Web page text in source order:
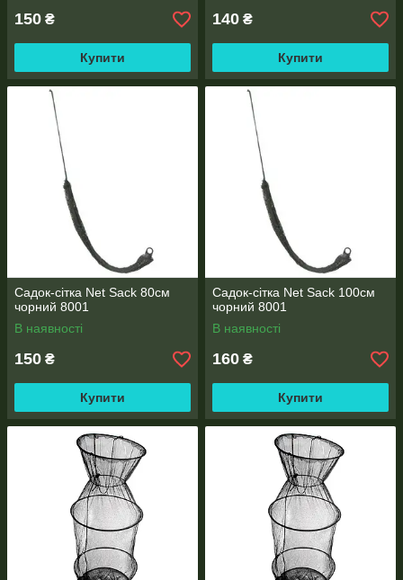
150 ₴
Купити
140 ₴
Купити
Садок-сітка Net Sack 80см
чорний 8001
В наявності
150 ₴
Купити
Садок-сітка Net Sack 100см
чорний 8001
В наявності
160 ₴
Купити